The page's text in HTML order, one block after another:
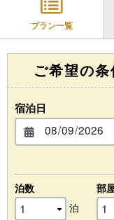
プラン一覧
ご希望の条
宿泊日
泊数
泊
部